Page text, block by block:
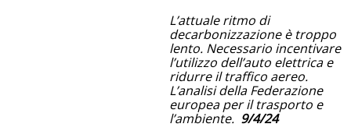
L’attuale ritmo di
decarbonizzazione è troppo
lento. Necessario incentivare
l’utilizzo dell’auto elettrica e
ridurre il traffico aereo.
L’analisi della Federazione
europea per il trasporto e
l’ambiente. 9/4/24